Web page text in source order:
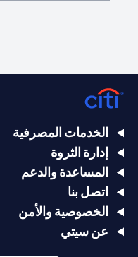
الخدمات المصرفية
إدارة الثروة
المساعدة والدعم
اتصل بنا
الخصوصية والأمن
عن سيتي